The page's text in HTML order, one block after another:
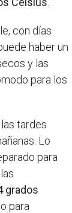
con días
haber un
y las
para los
tardes
Lo
para
grados
para